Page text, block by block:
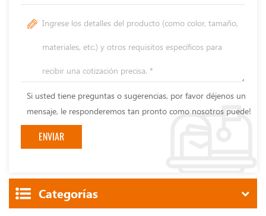
Si usted tiene preguntas o sugerencias, por favor déjenos un
mensaje, le responderemos tan pronto como nosotros puede!
Categorías